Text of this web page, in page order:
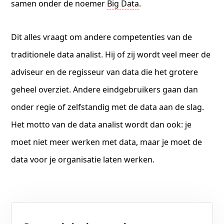
samen onder de noemer Big Data.
Dit alles vraagt om andere competenties van de
traditionele data analist. Hij of zij wordt veel meer de
adviseur en de regisseur van data die het grotere
geheel overziet. Andere eindgebruikers gaan dan
onder regie of zelfstandig met de data aan de slag.
Het motto van de data analist wordt dan ook: je
moet niet meer werken met data, maar je moet de
data voor je organisatie laten werken.